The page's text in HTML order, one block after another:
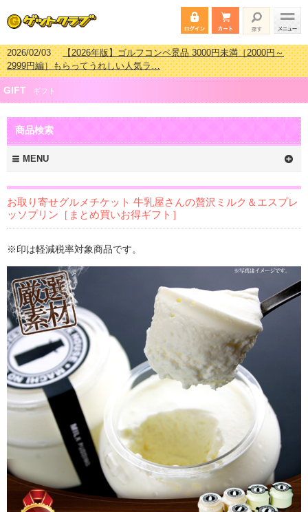
2026/02/03【2026年版】ゴルフコンペ景品 3000円未満［2000円～
2999円編］もらってうれしい人気ラ…
2026/07/15【2026年版】ビンゴゲーム景品おすすめ金額別人気ランキ
ング 更新しました！
2026/04/03【2026年版】ゴルフコンペ景品 3000円未満［2000円～
2999円編］もらってうれしい人気ラ…
2026/02/16
新しました！
GIFT ギフト
商品検索
MENU
お取り寄せグルメチケット 牛乳屋さんの贅沢ミルク＆エスプレ
ッソプリン［まとめ買いお得ギフト］
※印は軽減税率対象商品です。